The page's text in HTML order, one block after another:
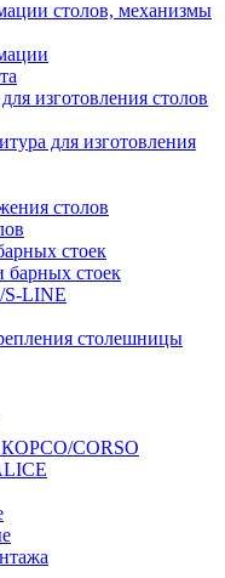
столов, механизмы
изготовления столов
для изготовления
столов
стоек
барных стоек
LINE
столешницы
CORSO